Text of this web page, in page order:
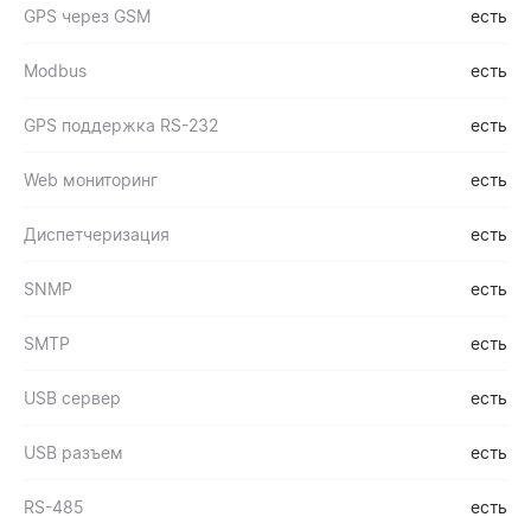
GPS через GSM есть
Modbus есть
GPS поддержка RS-232 есть
Web мониторинг есть
Диспетчеризация есть
SNMP есть
SMTP есть
USB сервер есть
USB разъем есть
RS-485 есть